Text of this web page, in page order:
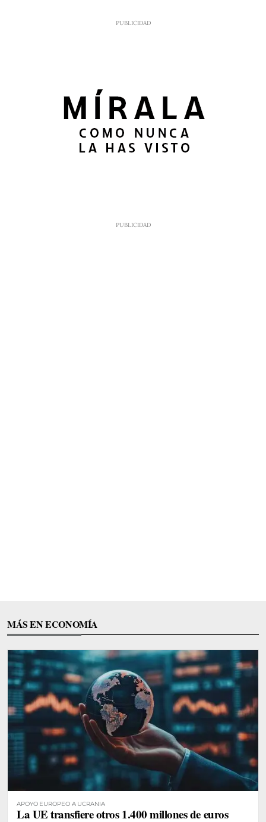
MÁS EN ECONOMÍA
APOYO EUROPEO A UCRANIA
La UE transfiere otros 1.400 millones de euros